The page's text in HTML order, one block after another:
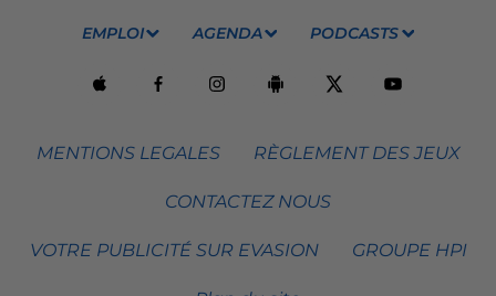
EMPLOI AGENDA PODCASTS
MENTIONS LEGALES RÈGLEMENT DES JEUX
CONTACTEZ NOUS
VOTRE PUBLICITÉ SUR EVASION GROUPE HPI